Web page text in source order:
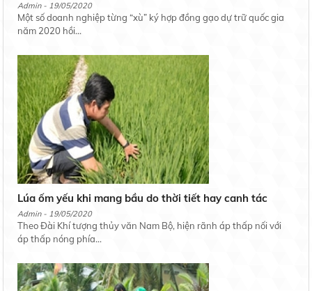
Admin - 19/05/2020
Một số doanh nghiệp từng “xù” ký hợp đồng gạo dự trữ quốc gia
năm 2020 hồi...
Lúa ốm yếu khi mang bầu do thời tiết hay canh tác
Admin - 19/05/2020
Theo Đài Khí tượng thủy văn Nam Bộ, hiện rãnh áp thấp nối với
áp thấp nóng phía...